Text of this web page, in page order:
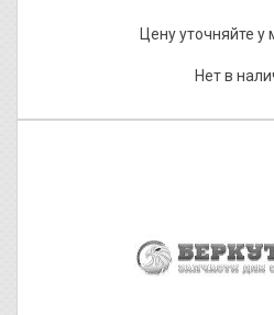
Цену уточняйте
Нет в